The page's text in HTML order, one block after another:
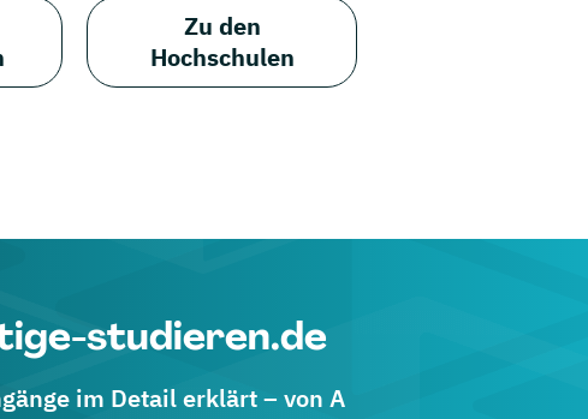
Zu den
Hochschulen
studieren.de
im Detail erklärt – von A